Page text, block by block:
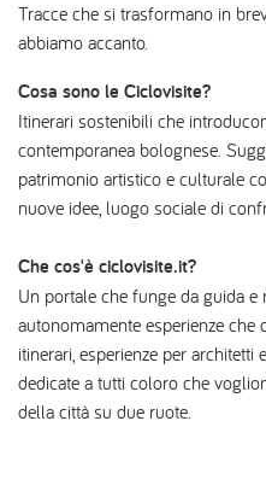
Tracce che si trasformano in
abbiamo accanto.
Cosa sono le Ciclovisite?
Itinerari sostenibili che
contemporanea bolognese.
patrimonio artistico e culturale
nuove idee, luogo sociale di
Che cos'è ciclovisite.it?
Un portale che funge da guida e
autonomamente esperienze
itinerari, esperienze per
dedicate a tutti coloro che
della città su due ruote.